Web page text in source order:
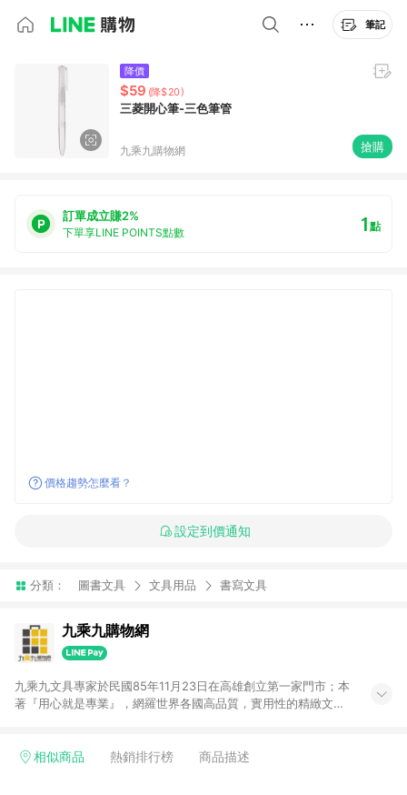
筆記
降價
$59 (降$20)
三菱開心筆-三色筆管
九乘九購物網 搶購
訂單成立賺2%
下單享LINE POINTS點數 1點
價格趨勢怎麼看？
設定到價通知
分類： 圖書文具 文具用品 書寫文具
九乘九購物網
九乘九文具專家於民國85年11月23日在高雄創立第一家門市；本
著『用心就是專業』，網羅世界各國高品質，實用性的精緻文具
非店舖通路及整合虛實行銷為目標，並以完整的物流倉儲系統，
相似商品 熱銷排行榜 商品描述